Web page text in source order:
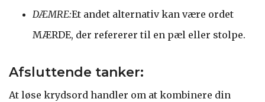
DÆMRE:Et andet alternativ kan være ordet
MÆRDE, der refererer til en pæl eller stolpe.
Afsluttende tanker:
At løse krydsord handler om at kombinere din